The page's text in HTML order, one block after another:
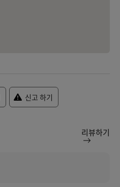
신고 하기
리뷰하기